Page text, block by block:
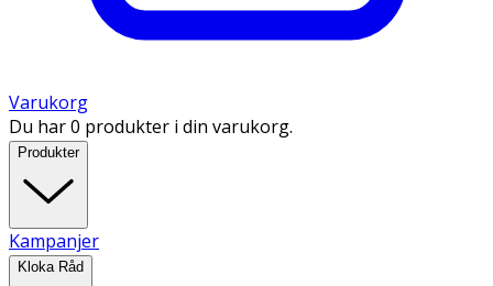
Varukorg
Du har 0 produkter i din varukorg.
Produkter
Kampanjer
Kloka Råd